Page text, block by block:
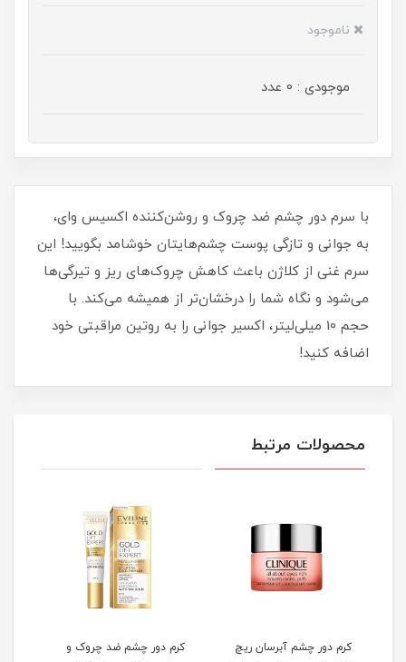
ناموجود
موجودی : 0 عدد
با سرم دور چشم ضد چروک و روشن‌کننده اکسیس وای،
به جوانی و تازگی پوست چشم‌هایتان خوشامد بگویید! این
سرم غنی از کلاژن باعث کاهش چروک‌های ریز و تیرگی‌ها
می‌شود و نگاه شما را درخشان‌تر از همیشه می‌کند. با
حجم 10 میلی‌لیتر، اکسیر جوانی را به روتین مراقبتی خود
اضافه کنید!
محصولات مرتبط
کرم دور چشم آبرسان ریچ
کرم دور چشم ضد چروک و